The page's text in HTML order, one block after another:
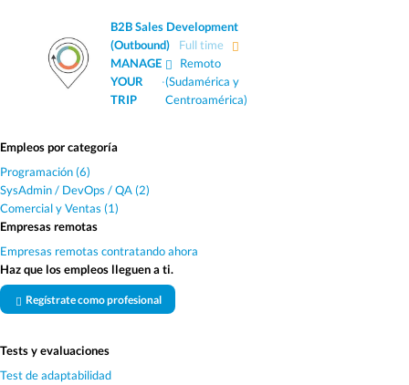
B2B Sales Development
(Outbound)
Full time
MANAGE
YOUR
TRIP
·
Remoto
(Sudamérica y
Centroamérica)
Empleos por categoría
Programación (6)
SysAdmin / DevOps / QA (2)
Comercial y Ventas (1)
Empresas remotas
Empresas remotas contratando ahora
Haz que los empleos lleguen a ti.
Regístrate como profesional
Tests y evaluaciones
Test de adaptabilidad